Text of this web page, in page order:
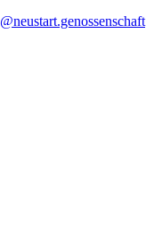
@neustart.genossenschaft